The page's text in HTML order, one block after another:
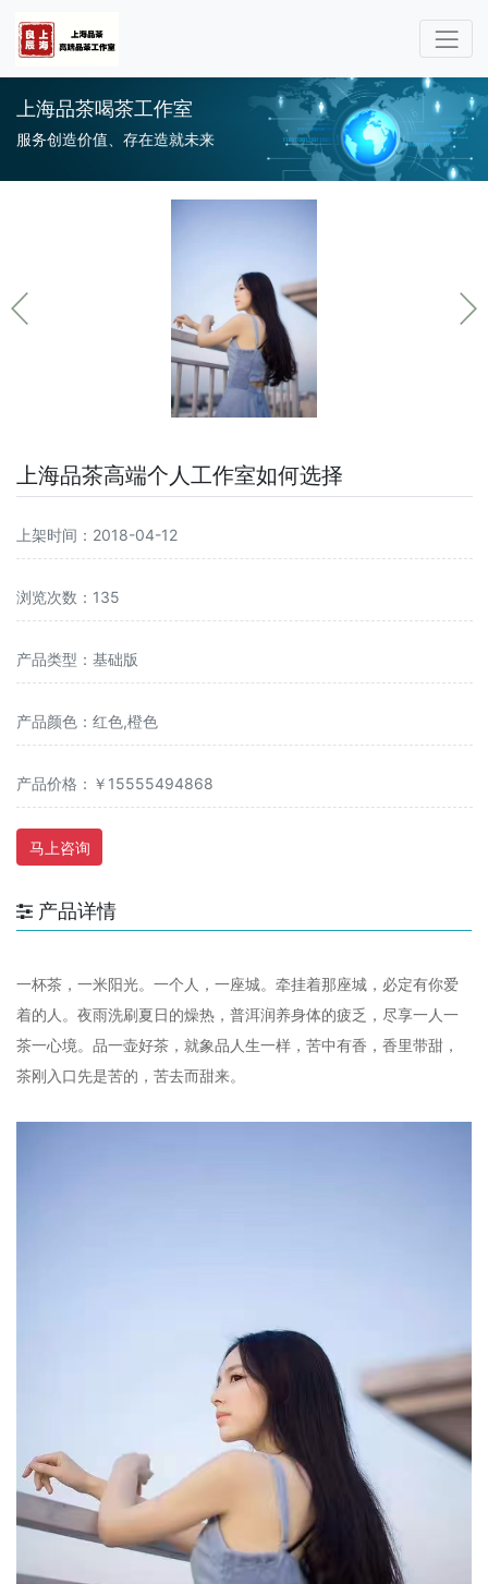
上海品茶喝茶工作室
服务创造价值、存在造就未来
上海品茶高端个人工作室如何选择
上架时间：2018-04-12
浏览次数：135
产品类型：基础版
产品颜色：红色,橙色
产品价格：￥15555494868
马上咨询
产品详情
一杯茶，一米阳光。一个人，一座城。牵挂着那座城，必定有你爱
着的人。夜雨洗刷夏日的燥热，普洱润养身体的疲乏，尽享一人一
茶一心境。品一壶好茶，就象品人生一样，苦中有香，香里带甜，
茶刚入口先是苦的，苦去而甜来。